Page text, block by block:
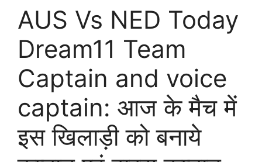
AUS Vs NED Today
Dream11 Team
Captain and voice
captain: आज के मैच में
इस खिलाड़ी को बनाये